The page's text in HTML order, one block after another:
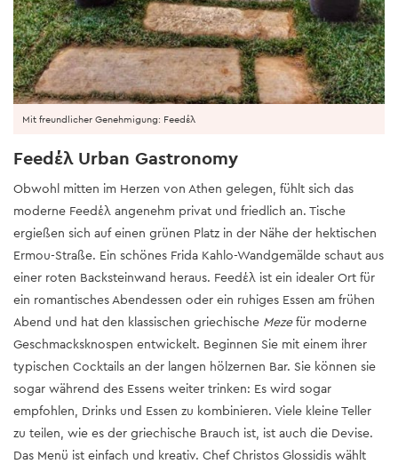
Feedέλ Urban Gastronomy
Obwohl mitten im Herzen von Athen gelegen, fühlt sich das
moderne Feedέλ angenehm privat und friedlich an. Tische
ergießen sich auf einen grünen Platz in der Nähe der hektischen
Ermou-Straße. Ein schönes Frida Kahlo-Wandgemälde schaut aus
einer roten Backsteinwand heraus. Feedέλ ist ein idealer Ort für
ein romantisches Abendessen oder ein ruhiges Essen am frühen
Abend und hat den klassischen griechische Mezefür moderne
Geschmacksknospen entwickelt. Beginnen Sie mit einem ihrer
typischen Cocktails an der langen hölzernen Bar. Sie können sie
sogar während des Essens weiter trinken: Es wird sogar
empfohlen, Drinks und Essen zu kombinieren. Viele kleine Teller
zu teilen, wie es der griechische Brauch ist, ist auch die Devise.
Das Menü ist einfach und kreativ. Chef Christos Glossidis wählt
Mit freundlicher Genehmigung: Feedέλ